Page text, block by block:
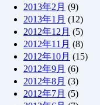
2013年2月 (9)
2013年1月 (12)
2012年12月 (5)
2012年11月 (8)
2012年10月 (15)
2012年9月 (6)
2012年8月 (3)
2012年7月 (5)